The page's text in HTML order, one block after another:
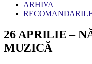
ARHIVA
26 APRILIE –
MUZICĂ